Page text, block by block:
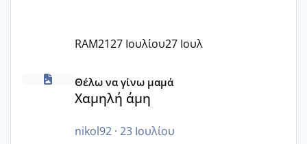
RAM2127 Ιουλίου27 Ιουλ
Χαμηλή άμη
Θέλω να γίνω μαμά
Χαμηλή άμη
nikol92· 23 Ιουλίου